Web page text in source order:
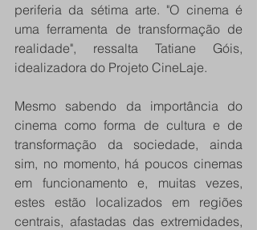
periferia da sétima arte. "O cinema é
uma ferramenta de transformação de
realidade", ressalta Tatiane Góis,
idealizadora do Projeto CineLaje.
Mesmo sabendo da importância do
cinema como forma de cultura e de
transformação da sociedade, ainda
sim, no momento, há poucos cinemas
em funcionamento e, muitas vezes,
estes estão localizados em regiões
centrais, afastadas das extremidades,